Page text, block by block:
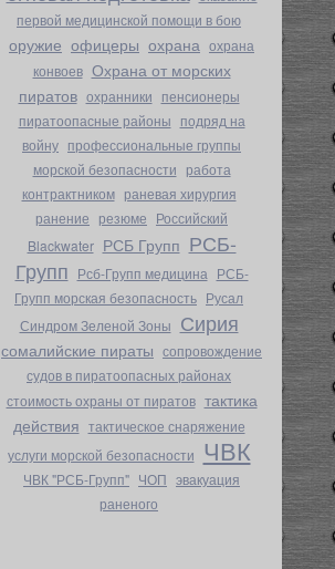
первой медицинской помощи в бою
оружие офицеры охрана охрана
конвоев Охрана от морских
пиратов охранники пенсионеры
пиратоопасные районы подряд на
войну профессиональные группы
морской безопасности работа
контрактником раневая хирургия
ранение резюме Российский
Blackwater РСБ Групп РСБ-
Групп Рсб-Групп медицина РСБ-
Групп морская безопасность Русал
Синдром Зеленой Зоны Сирия
сомалийские пираты сопровождение
судов в пиратоопасных районах
стоимость охраны от пиратов тактика
действия тактическое снаряжение
услуги морской безопасности ЧВК
ЧВК "РСБ-Групп" ЧОП эвакуация
раненого